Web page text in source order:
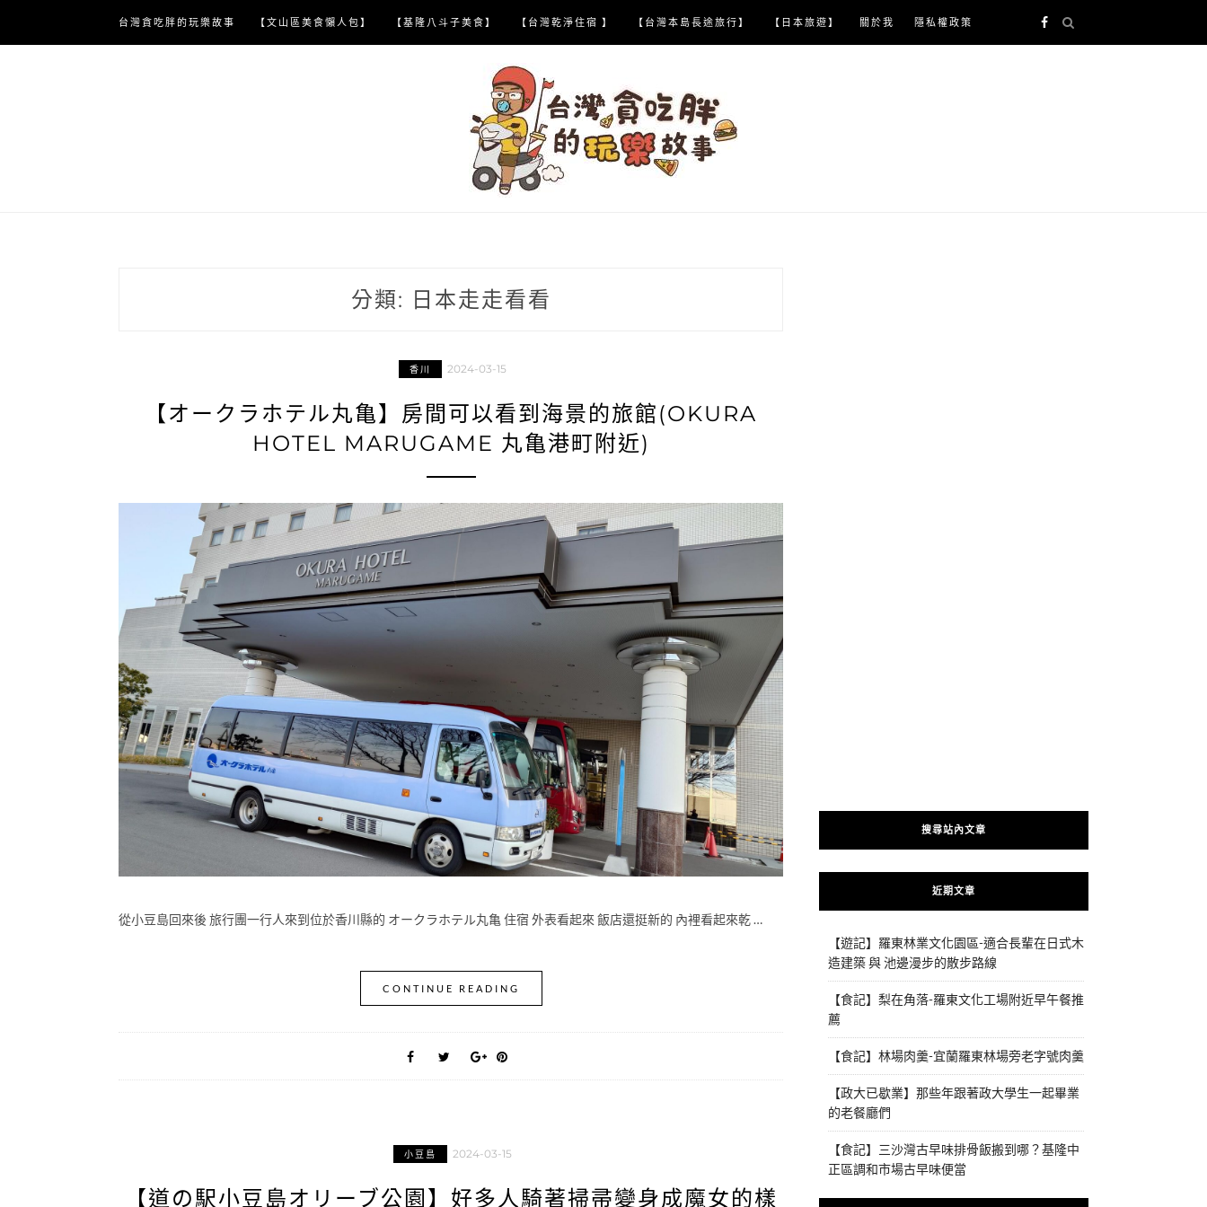
content
台灣貪吃胖的玩樂故事 【文山區美食懶人包】 【基隆八斗子美食】 【台灣乾淨住宿 】 【台灣本島長途旅行】 【日本旅遊】 關於我 隱私權政策
分類: 日本走走看看
香川 2024-03-15
【オークラホテル丸亀】房間可以看到海景的旅館(OKURA
HOTEL MARUGAME 丸亀港町附近)
從小豆島回來後 旅行團一行人來到位於香川縣的 オークラホテル丸亀 住宿 外表看起來 飯店還挺新的 內裡看起來乾 …
CONTINUE READING
小豆島 2024-03-15
【道の駅小豆島オリーブ公園】好多人騎著掃帚變身成魔女的樣
搜尋站內文章
近期文章
【遊記】羅東林業文化園區-適合長輩在日式木
造建築 與 池邊漫步的散步路線
【食記】梨在角落-羅東文化工場附近早午餐推
薦
【食記】林場肉羹-宜蘭羅東林場旁老字號肉羹
【政大已歇業】那些年跟著政大學生一起畢業
的老餐廳們
【食記】三沙灣古早味排骨飯搬到哪？基隆中
正區調和市場古早味便當